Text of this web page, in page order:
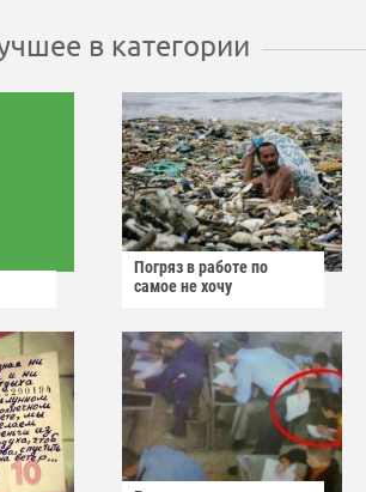
в категории
Погряз в работе по
самое не хочу